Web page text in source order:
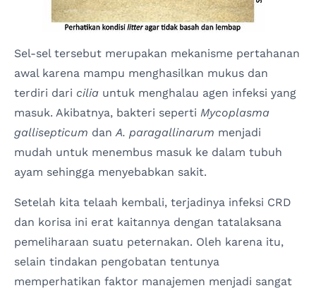
Sel-sel tersebut merupakan mekanisme pertahanan
awal karena mampu menghasilkan mukus dan
terdiri dari cilia untuk menghalau agen infeksi yang
masuk. Akibatnya, bakteri seperti Mycoplasma
gallisepticum danA. paragallinarum menjadi
mudah untuk menembus masuk ke dalam tubuh
ayam sehingga menyebabkan sakit.
Setelah kita telaah kembali, terjadinya infeksi CRD
dan korisa ini erat kaitannya dengan tatalaksana
pemeliharaan suatu peternakan. Oleh karena itu,
selain tindakan pengobatan tentunya
memperhatikan faktor manajemen menjadi sangat